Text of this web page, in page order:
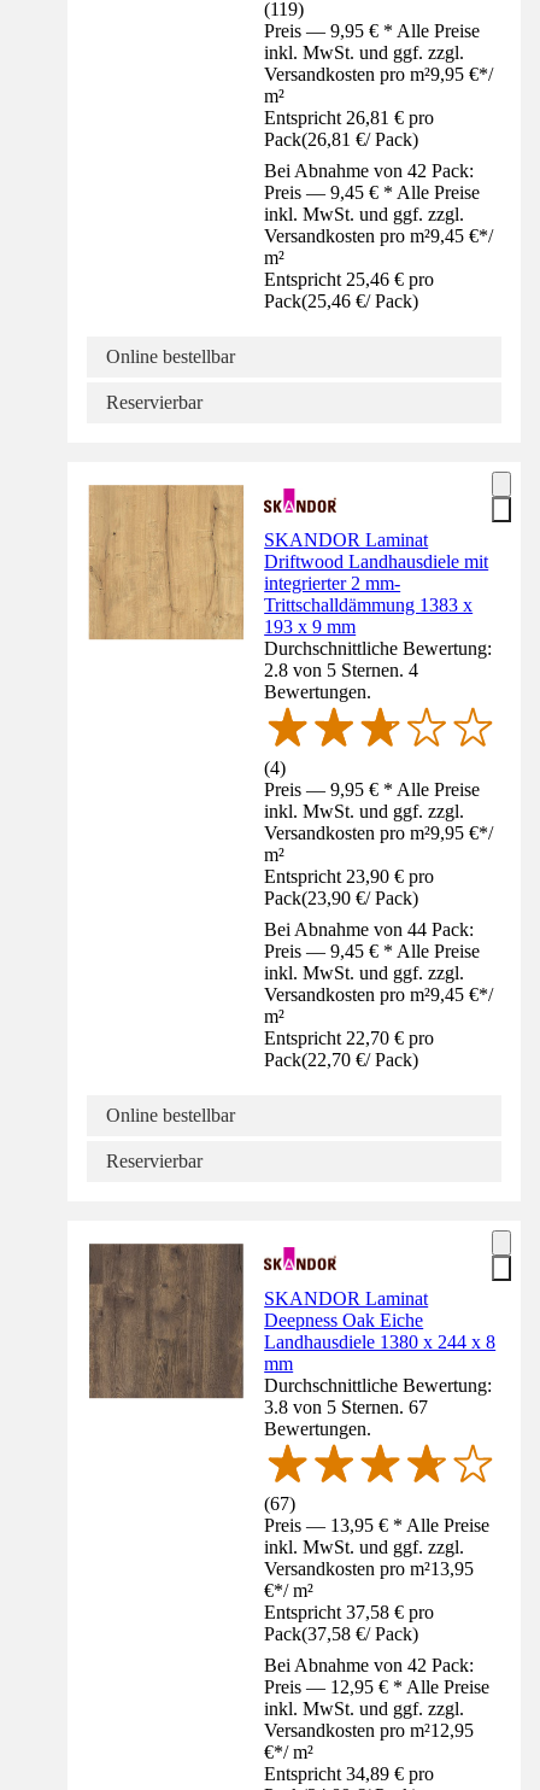
(119)
Preis — 9,95 € * Alle Preise
inkl. MwSt. und ggf. zzgl.
Versandkosten pro m²9,95 €*/
m²
Entspricht 26,81 € pro
Pack(26,81 €/ Pack)
Bei Abnahme von 42 Pack:
Preis — 9,45 € * Alle Preise
inkl. MwSt. und ggf. zzgl.
Versandkosten pro m²9,45 €*/
m²
Entspricht 25,46 € pro
Pack(25,46 €/ Pack)
Online bestellbar
Reservierbar
SKANDOR Laminat
Driftwood Landhausdiele mit
integrierter 2 mm-
Trittschalldämmung 1383 x
193 x 9 mm
Durchschnittliche Bewertung:
2.8 von 5 Sternen. 4
Bewertungen.
(4)
Preis — 9,95 € * Alle Preise
inkl. MwSt. und ggf. zzgl.
Versandkosten pro m²9,95 €*/
m²
Entspricht 23,90 € pro
Pack(23,90 €/ Pack)
Bei Abnahme von 44 Pack:
Preis — 9,45 € * Alle Preise
inkl. MwSt. und ggf. zzgl.
Versandkosten pro m²9,45 €*/
m²
Entspricht 22,70 € pro
Pack(22,70 €/ Pack)
Online bestellbar
Reservierbar
SKANDOR Laminat
Deepness Oak Eiche
Landhausdiele 1380 x 244 x 8
mm
Durchschnittliche Bewertung:
3.8 von 5 Sternen. 67
Bewertungen.
(67)
Preis — 13,95 € * Alle Preise
inkl. MwSt. und ggf. zzgl.
Versandkosten pro m²13,95
€*/ m²
Entspricht 37,58 € pro
Pack(37,58 €/ Pack)
Bei Abnahme von 42 Pack:
Preis — 12,95 € * Alle Preise
inkl. MwSt. und ggf. zzgl.
Versandkosten pro m²12,95
€*/ m²
Entspricht 34,89 € pro